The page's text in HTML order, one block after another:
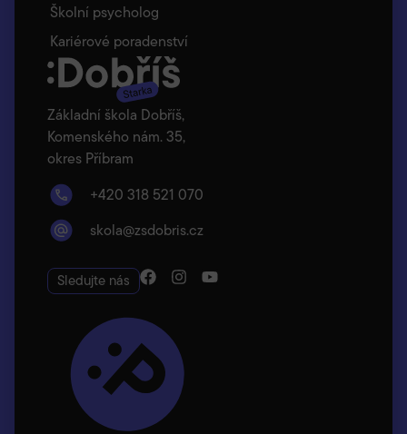
Základní škola Dobříš,
Komenského nám. 35,
okres Příbram
+420 318 521 070
skola@zsdobris.cz
Sledujte nás
Školní psycholog
Kariérové poradenství